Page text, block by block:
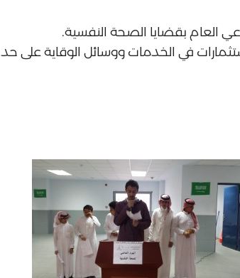
في الخدمات ووسائل الوقاية على حد